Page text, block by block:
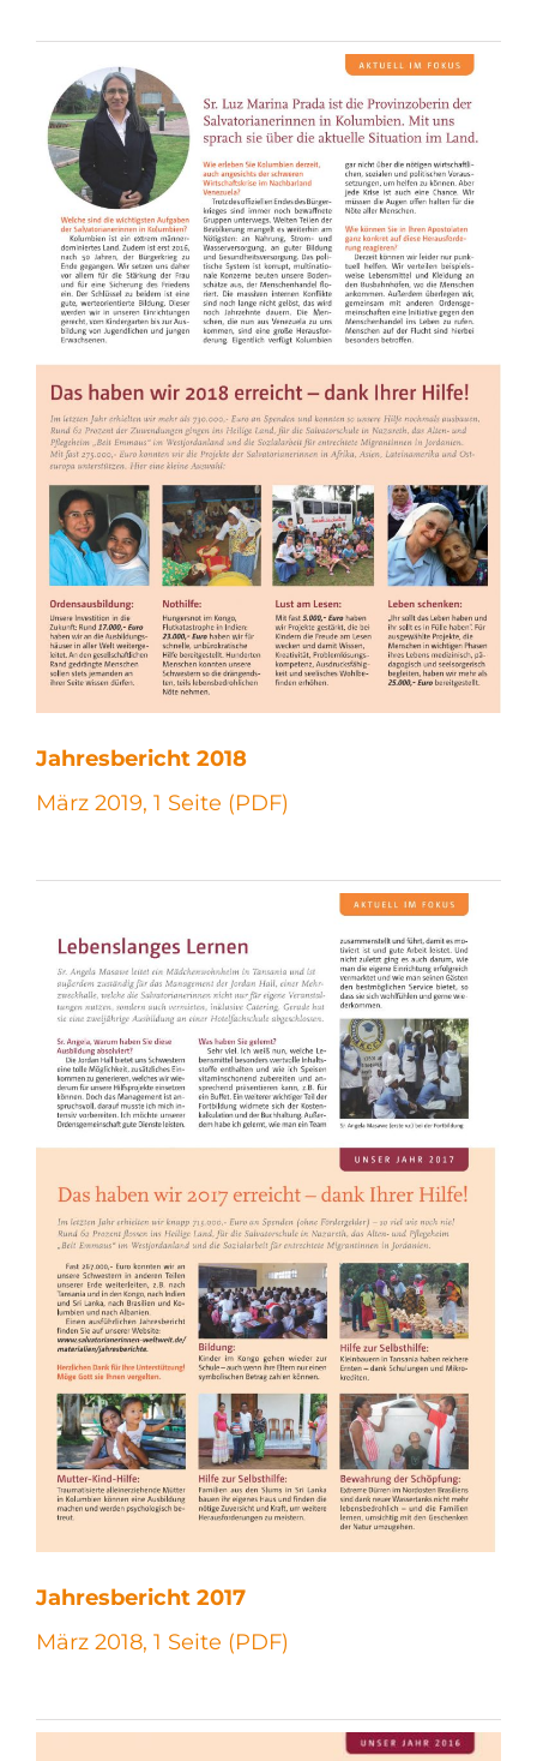
Jahresbericht 2018
März 2019, 1 Seite (PDF)
Jahresbericht 2017
März 2018, 1 Seite (PDF)